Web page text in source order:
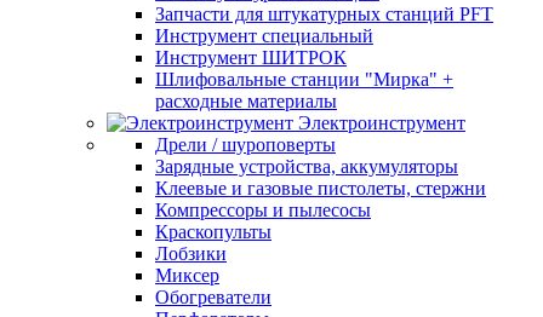
Запчасти для штукатурных станций PFT
Инструмент специальный
Инструмент ШИТРОК
Шлифовальные станции "Мирка" +
расходные материалы
Электроинструмент
Дрели / шуроповерты
Зарядные устройства, аккумуляторы
Клеевые и газовые пистолеты, стержни
Компрессоры и пылесосы
Краскопульты
Лобзики
Миксер
Обогреватели